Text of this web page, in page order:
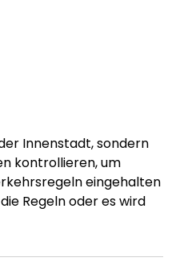
Innenstadt, sondern
kontrollieren, um
eingehalten
Regeln oder es wird